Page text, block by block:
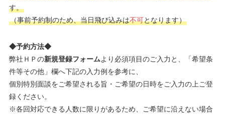
す。
（事前予約制のため、当日飛び込みは不可となります）
◆予約方法◆
弊社ＨＰの新規登録フォームより必須項目のご入力と、「希望条
件等その他」欄へ下記の入力例を参考に、
個別特別面談をご希望される旨・ご希望の日時をご入力の上ご登
録ください。
※各回対応できる人数に限りがあるため、ご希望に沿えない場合